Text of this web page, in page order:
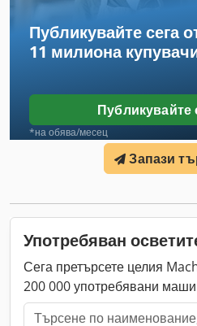
Двигател: Kubota Лампи: 6 x
Тегло: 985 кг Размери: 254 x
Публикувайте сега
11 милиона
Публикувайте
*на обява/месец
Запази
Употребяван
Сега претърсете целия
200 000 употребявани